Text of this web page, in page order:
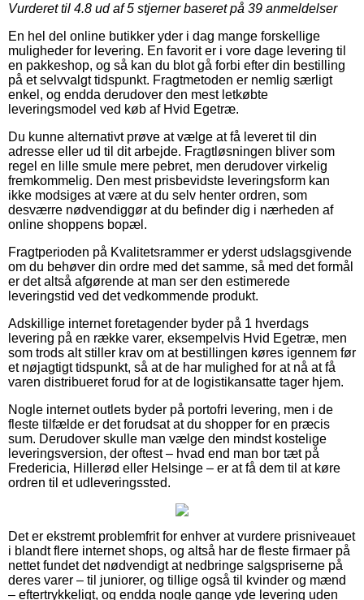
Vurderet til 4.8 ud af 5 stjerner baseret på 39 anmeldelser
En hel del online butikker yder i dag mange forskellige
muligheder for levering. En favorit er i vore dage levering til
en pakkeshop, og så kan du blot gå forbi efter din bestilling
på et selvvalgt tidspunkt. Fragtmetoden er nemlig særligt
enkel, og endda derudover den mest letkøbte
leveringsmodel ved køb af Hvid Egetræ.
Du kunne alternativt prøve at vælge at få leveret til din
adresse eller ud til dit arbejde. Fragtløsningen bliver som
regel en lille smule mere pebret, men derudover virkelig
fremkommelig. Den mest prisbevidste leveringsform kan
ikke modsiges at være at du selv henter ordren, som
desværre nødvendiggør at du befinder dig i nærheden af
online shoppens bopæl.
Fragtperioden på Kvalitetsrammer er yderst udslagsgivende
om du behøver din ordre med det samme, så med det formål
er det altså afgørende at man ser den estimerede
leveringstid ved det vedkommende produkt.
Adskillige internet foretagender byder på 1 hverdags
levering på en række varer, eksempelvis Hvid Egetræ, men
som trods alt stiller krav om at bestillingen køres igennem før
et nøjagtigt tidspunkt, så at de har mulighed for at nå at få
varen distribueret forud for at de logistikansatte tager hjem.
Nogle internet outlets byder på portofri levering, men i de
fleste tilfælde er det forudsat at du shopper for en præcis
sum. Derudover skulle man vælge den mindst kostelige
leveringsversion, der oftest – hvad end man bor tæt på
Fredericia, Hillerød eller Helsinge – er at få dem til at køre
ordren til et udleveringssted.
Det er ekstremt problemfrit for enhver at vurdere prisniveauet
i blandt flere internet shops, og altså har de fleste firmaer på
nettet fundet det nødvendigt at nedbringe salgspriserne på
deres varer – til juniorer, og tillige også til kvinder og mænd
– eftertrykkeligt, og endda nogle gange yde levering uden